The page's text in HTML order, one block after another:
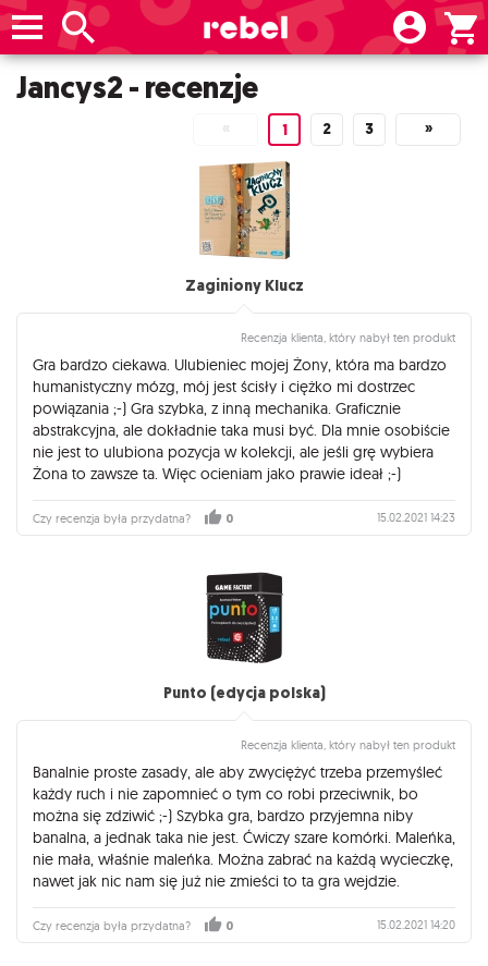
Jancys2 - recenzje
« 1 2 3 »
Zaginiony Klucz
Recenzja klienta, który nabył ten produkt
Gra bardzo ciekawa. Ulubieniec mojej Żony, która ma bardzo
humanistyczny mózg, mój jest ścisły i ciężko mi dostrzec
powiązania ;-) Gra szybka, z inną mechanika. Graficznie
abstrakcyjna, ale dokładnie taka musi być. Dla mnie osobiście
nie jest to ulubiona pozycja w kolekcji, ale jeśli grę wybiera
Żona to zawsze ta. Więc ocieniam jako prawie ideał ;-)
Czy recenzja była przydatna? 0 15.02.2021 14:23
Punto (edycja polska)
Recenzja klienta, który nabył ten produkt
Banalnie proste zasady, ale aby zwyciężyć trzeba przemyśleć
każdy ruch i nie zapomnieć o tym co robi przeciwnik, bo
można się zdziwić ;-) Szybka gra, bardzo przyjemna niby
banalna, a jednak taka nie jest. Ćwiczy szare komórki. Maleńka,
nie mała, właśnie maleńka. Można zabrać na każdą wycieczkę,
nawet jak nic nam się już nie zmieści to ta gra wejdzie.
Czy recenzja była przydatna? 0 15.02.2021 14:20